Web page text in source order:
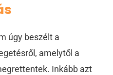
úgy beszélt a
amelytől a
Inkább azt